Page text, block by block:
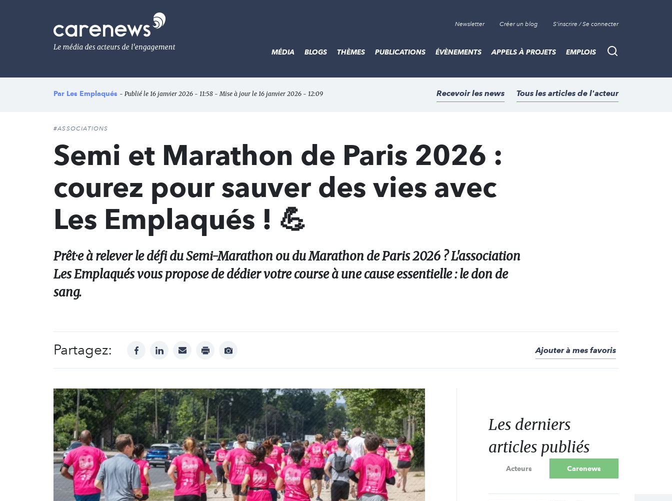
Le
média
de
l'engagement
Newsletter Créer un blog S'inscrire / Se connecter
Recherche
MÉDIA BLOGS THÈMES PUBLICATIONS ÉVÈNEMENTS APPELS À PROJETS EMPLOIS
Par Les Emplaqués - Publié le 16 janvier 2026 - 11:58 - Mise à jour le 16 janvier 2026 - 12:09 Recevoir les news Tous les articles de l'acteur
#ASSOCIATIONS
Semi et Marathon de Paris 2026 :
courez pour sauver des vies avec
Les Emplaqués ! 💪
Prêt·e à relever le défi du Semi-Marathon ou du Marathon de Paris 2026 ? L'association
Les Emplaqués vous propose de dédier votre course à une cause essentielle : le don de
sang.
Partagez: facebooklinkedinmail print
Afficher
Ajouter à mes favoris
Les derniers
articles publiés
Acteurs Carenews